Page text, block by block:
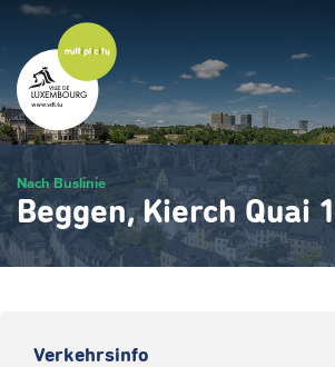
Zum
Hauptinhalt
gehen
Nach Buslinie
Beggen, Kierch Quai 1
Verkehrsinfo